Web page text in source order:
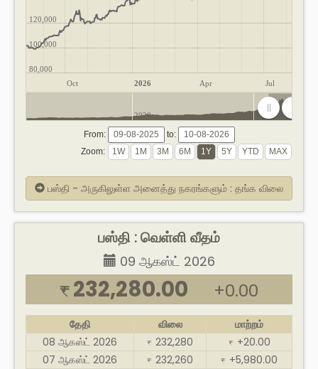
Oct 2026 Apr Jul
80,000
100,000
120,000
2020 2025
From:
to:
Zoom:
பஸ்தி - அருகிலுள்ள அனைத்து நகரங்களும் : தங்க விலை
பஸ்தி : வெள்ளி வீதம்
09 ஆகஸ்ட் 2026
₹ 232,280.00 +0.00
தேதி விலை
மாற்றம்
08 ஆகஸ்ட் 2026
₹ 232,280 ₹ +20.00
07 ஆகஸ்ட் 2026
₹ 232,260 ₹ +5,980.00